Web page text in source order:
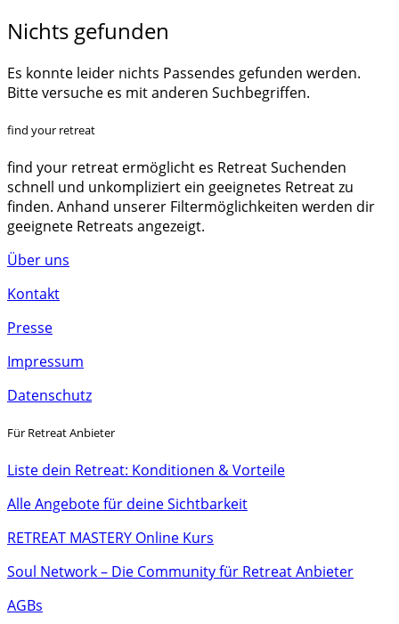
Nichts gefunden
Es konnte leider nichts Passendes gefunden werden.
Bitte versuche es mit anderen Suchbegriffen.
find your retreat
find your retreat ermöglicht es Retreat Suchenden
schnell und unkompliziert ein geeignetes Retreat zu
finden. Anhand unserer Filtermöglichkeiten werden dir
geeignete Retreats angezeigt.
Über uns
Kontakt
Presse
Impressum
Datenschutz
Für Retreat Anbieter
Liste dein Retreat: Konditionen & Vorteile
Alle Angebote für deine Sichtbarkeit
RETREAT MASTERY Online Kurs
Soul Network – Die Community für Retreat Anbieter
AGBs